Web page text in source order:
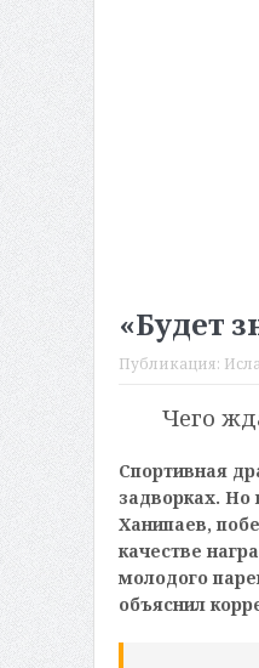
«Будет
Публикация:
Чего
Спортивная
задворках. Но
Ханипаев,
качестве
молодого
объяснил